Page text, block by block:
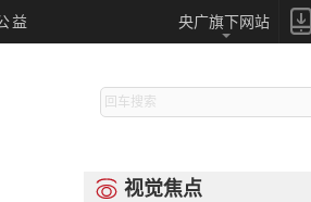
益 
央广旗下网站
 视觉焦点